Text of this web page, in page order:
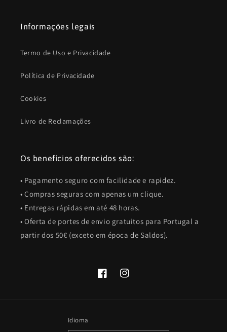
Informações legais
Termo de Uso e Privacidade
Política de Privacidade
Cookies
Livro de Reclamações
Os benefícios oferecidos são:
• Pagamento seguro com facilidade e rapidez.
• Compras seguras com apenas um clique.
• Entregas rápidas em até 48 horas.
• Oferta de portes de envio gratuitos para Portugal a
partir dos 50€ (exceto em época de Saldos).
FacebookInstagram
Idioma